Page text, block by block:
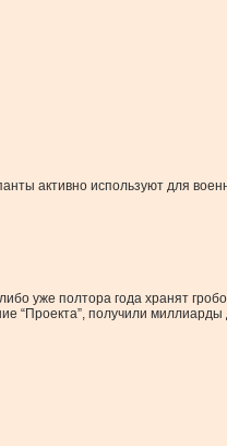
активно используют для
уже полтора года хранят
“Проекта”, получили